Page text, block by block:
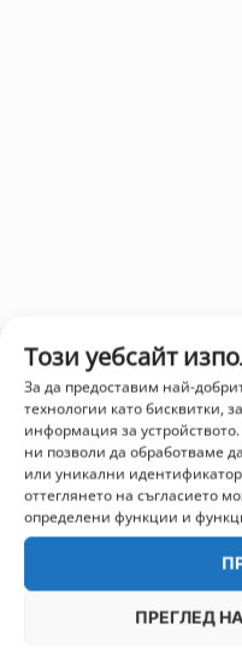
Този уебсайт
За да предоставим най-
технологии като бисквитки,
информация за
ни позволи да обработваме
или уникални
оттеглянето на съгласието
определени функции и
ПРЕГЛЕД